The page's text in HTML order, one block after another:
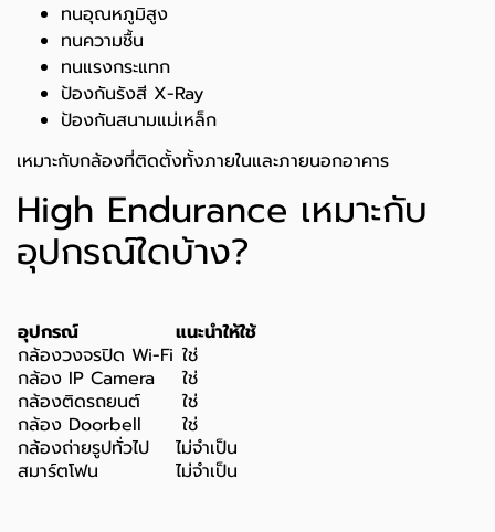
ทนอุณหภูมิสูง
ทนความชื้น
ทนแรงกระแทก
ป้องกันรังสี X-Ray
ป้องกันสนามแม่เหล็ก
เหมาะกับกล้องที่ติดตั้งทั้งภายในและภายนอกอาคาร
High Endurance เหมาะกับ
อุปกรณ์ใดบ้าง?
อุปกรณ์
แนะนำให้ใช้
กล้องวงจรปิด Wi-Fi ใช่
กล้อง IP Camera
ใช่
กล้องติดรถยนต์
ใช่
กล้อง Doorbell
ใช่
กล้องถ่ายรูปทั่วไป
ไม่จำเป็น
สมาร์ตโฟน
ไม่จำเป็น